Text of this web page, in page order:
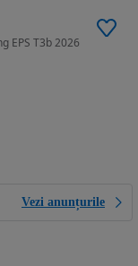
EPS T3b 2026
Vezi anunțurile